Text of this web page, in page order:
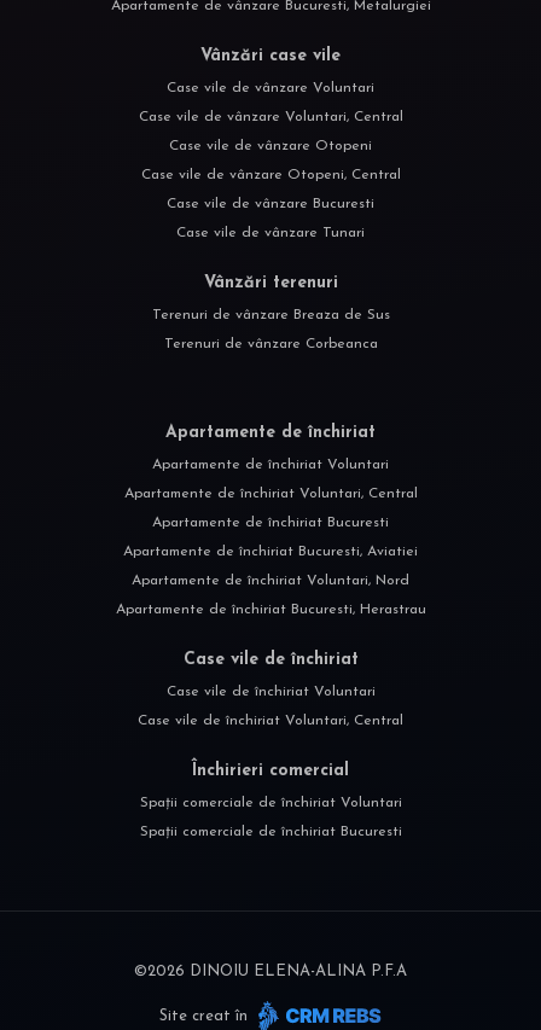
Apartamente de vânzare Bucuresti, Metalurgiei
Vânzări case vile
Case vile de vânzare Voluntari
Case vile de vânzare Voluntari, Central
Case vile de vânzare Otopeni
Case vile de vânzare Otopeni, Central
Case vile de vânzare Bucuresti
Case vile de vânzare Tunari
Vânzări terenuri
Terenuri de vânzare Breaza de Sus
Terenuri de vânzare Corbeanca
Apartamente de închiriat
Apartamente de închiriat Voluntari
Apartamente de închiriat Voluntari, Central
Apartamente de închiriat Bucuresti
Apartamente de închiriat Bucuresti, Aviatiei
Apartamente de închiriat Voluntari, Nord
Apartamente de închiriat Bucuresti, Herastrau
Case vile de închiriat
Case vile de închiriat Voluntari
Case vile de închiriat Voluntari, Central
Închirieri comercial
Spații comerciale de închiriat Voluntari
Spații comerciale de închiriat Bucuresti
©2026 DINOIU ELENA-ALINA P.F.A
Site creat în